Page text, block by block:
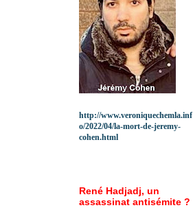
http://www.veroniquechemla.inf
o/2022/04/la-mort-de-jeremy-
cohen.html
René Hadjadj, un
assassinat antisémite ?